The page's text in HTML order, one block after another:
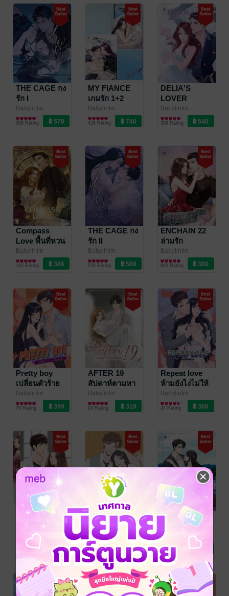
THE CAGE กง
รัก I
Babylinlin
นิยายรัก
269 Rating
MY FIANCE
เกมรัก 1+2
Babylinlin
นิยายรัก
426 Rating
DELIA'S
LOVER
ปรากฏการณ์
แทนรัก
Babylinlin
นิยายรัก
389 Rating
Compass
Love พื้นที่หวน
รัก
Babylinlin
นิยายรัก
102 Rating
THE CAGE กง
รัก II
Babylinlin
นิยายรัก
256 Rating
ENCHAIN 22
ล่ามรัก
Babylinlin
นิยายรัก
943 Rating
Pretty boy
เปลี่ยนตัวร้าย
เป็นคนรัก
Babylinlin
นิยายรักวัยรุ่น
76 Rating
AFTER 19
สัปดาห์ตามหา
รักแท้
Babylinlin
นิยายรัก
93 Rating
Repeat love
ห้ามยังไงไม่ให้
รักคุณ
Babylinlin
นิยายรัก
24 Rating
First sight รัก
วุ่นอุ่นหัวใจ
Babylinlin
นิยายรัก
525 Rating
Bear
Boyfriend
แกล้งรักขยับใจ
SS1
Babylinlin
นิยายรักวัยรุ่น
213 Rating
Enable love ให้
สิทธิ์รัก
Babylinlin
นิยายรัก
77 Rating